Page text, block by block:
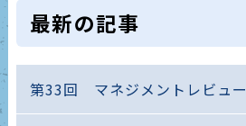
最新の記事
第33回 マネジメントレビュー